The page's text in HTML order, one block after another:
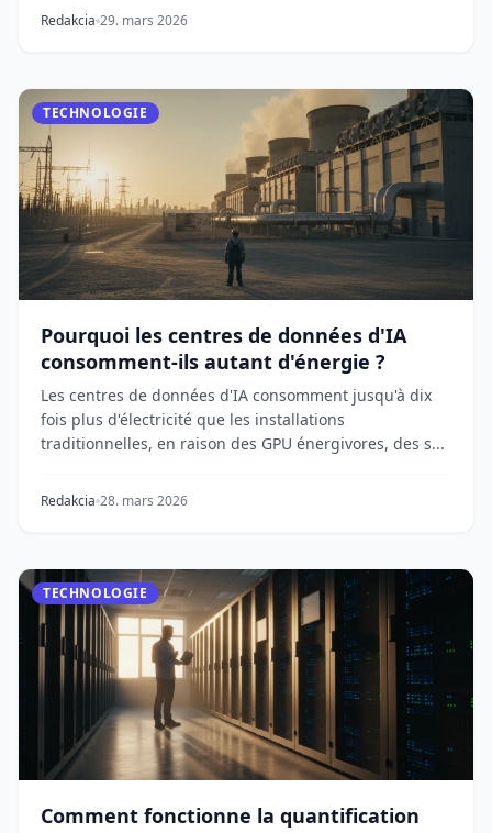
Redakcia 29. mars 2026
TECHNOLOGIE
Pourquoi les centres de données d'IA
consomment-ils autant d'énergie ?
Les centres de données d'IA consomment jusqu'à dix
fois plus d'électricité que les installations
traditionnelles, en raison des GPU énergivores, des s...
Redakcia 28. mars 2026
TECHNOLOGIE
Comment fonctionne la quantification